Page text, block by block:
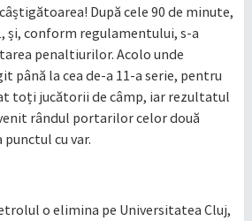
După cele 90 de minute,
și, conform regulamentului, s-a
penaltiurilor. Acolo unde
până la cea de-a 11-a serie, pentru
toți jucătorii de câmp, iar rezultatul
rândul portarilor celor două
cu var.
o elimina pe Universitatea Cluj,